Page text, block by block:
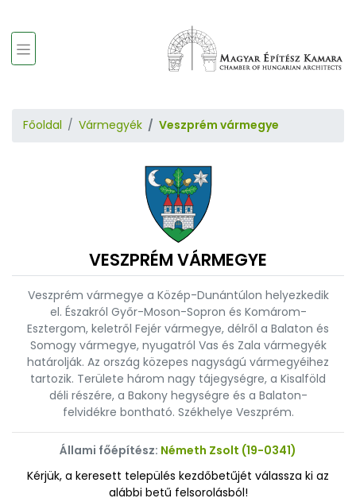
Főoldal Vármegyék Veszprém vármegye
VESZPRÉM VÁRMEGYE
Veszprém vármegye a Közép-Dunántúlon helyezkedik
el. Északról Győr-Moson-Sopron és Komárom-
Esztergom, keletről Fejér vármegye, délről a Balaton és
Somogy vármegye, nyugatról Vas és Zala vármegyék
határolják. Az ország közepes nagyságú vármegyéihez
tartozik. Területe három nagy tájegységre, a Kisalföld
déli részére, a Bakony hegységre és a Balaton-
felvidékre bontható. Székhelye Veszprém.
Állami főépítész: Németh Zsolt (19-0341)
Kérjük, a keresett település kezdőbetűjét válassza ki az
alábbi betű felsorolásból!